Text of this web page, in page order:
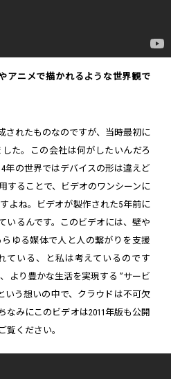
アニメで描かれるような世界観で
されたものなのですが、当時最初に
た。この会社は何がしたいんだろ
年の世界ではデバイスの形は違えど
することで、ビデオのワンシーンに
よね。ビデオが製作された5年前に
いるんです。このビデオには、壁や
ゆる媒体で人と人の繋がりを支援
ている、と私は考えているのです
より豊かな生活を実現する ”サービ
いう想いの中で、クラウドは不可欠
なみにこのビデオは2011年版も公開
覧ください。